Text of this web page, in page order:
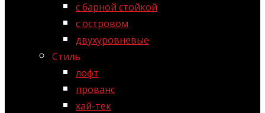
с барной стойкой
с островом
двухуровневые
Стиль
лофт
прованс
хай-тек